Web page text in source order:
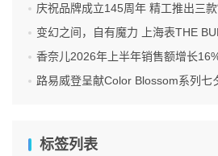
庆祝品牌成立145周年 精工推出三款
变幻之间，自有魔力 上海表THE BUND·魔数
香奈儿2026年上半年销售额增长
路易威登呈献Color Blossom系列七
标签列表